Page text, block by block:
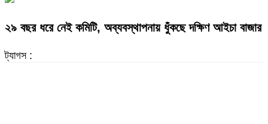
২৯ বছর ধরে নেই কমিটি, অব্যবস্থাপনায় ধুঁকছে দক্ষিণ আইচা বাজার
ট্যাগস :